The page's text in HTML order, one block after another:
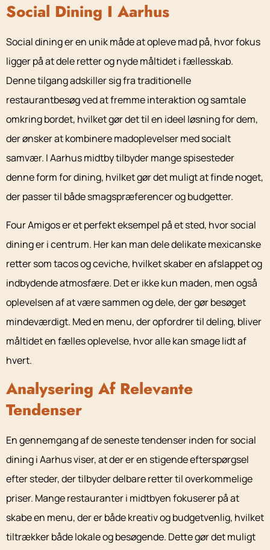
Social Dining I Aarhus
Social dining er en unik måde at opleve mad på, hvor fokus
ligger på at dele retter og nyde måltidet i fællesskab.
Denne tilgang adskiller sig fra traditionelle
restaurantbesøg ved at fremme interaktion og samtale
omkring bordet, hvilket gør det til en ideel løsning for dem,
der ønsker at kombinere madoplevelser med socialt
samvær. I Aarhus midtby tilbyder mange spisesteder
denne form for dining, hvilket gør det muligt at finde noget,
der passer til både smagspræferencer og budgetter.
Four Amigos er et perfekt eksempel på et sted, hvor social
dining er i centrum. Her kan man dele delikate mexicanske
retter som tacos og ceviche, hvilket skaber en afslappet og
indbydende atmosfære. Det er ikke kun maden, men også
oplevelsen af at være sammen og dele, der gør besøget
mindeværdigt. Med en menu, der opfordrer til deling, bliver
måltidet en fælles oplevelse, hvor alle kan smage lidt af
hvert.
Analysering Af Relevante
Tendenser
En gennemgang af de seneste tendenser inden for social
dining i Aarhus viser, at der er en stigende efterspørgsel
efter steder, der tilbyder delbare retter til overkommelige
priser. Mange restauranter i midtbyen fokuserer på at
skabe en menu, der er både kreativ og budgetvenlig, hvilket
tiltrækker både lokale og besøgende. Dette gør det muligt